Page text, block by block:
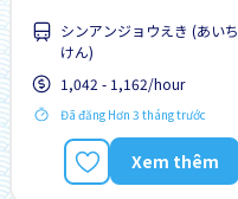
Không cần kinh nghiệm
Lao động người nước
ngoài
Ưu tiên nam giới
シンアンジョウえき (あいち
けん)
1,042 - 1,162/hour
Đã đăng Hơn 3 tháng trước
Xem thêm